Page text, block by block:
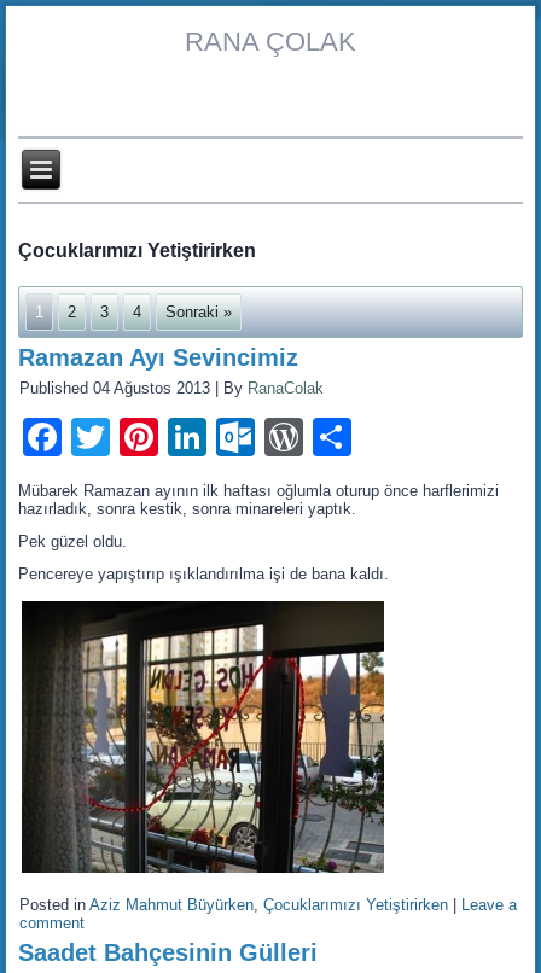
RANA ÇOLAK
Çocuklarımızı Yetiştirirken
1 2 3 4 Sonraki »
Ramazan Ayı Sevincimiz
Published 04 Ağustos 2013 By RanaColak
Facebook
TwitterPinterest
LinkedIn
Outlook.com
WordPress
Mübarek Ramazan ayının ilk haftası oğlumla oturup önce harflerimizi
hazırladık, sonra kestik, sonra minareleri yaptık.
Pek güzel oldu.
Pencereye yapıştırıp ışıklandırılma işi de bana kaldı.
Posted in Aziz Mahmut Büyürken,Çocuklarımızı Yetiştirirken
Leave a
comment
Saadet Bahçesinin Gülleri